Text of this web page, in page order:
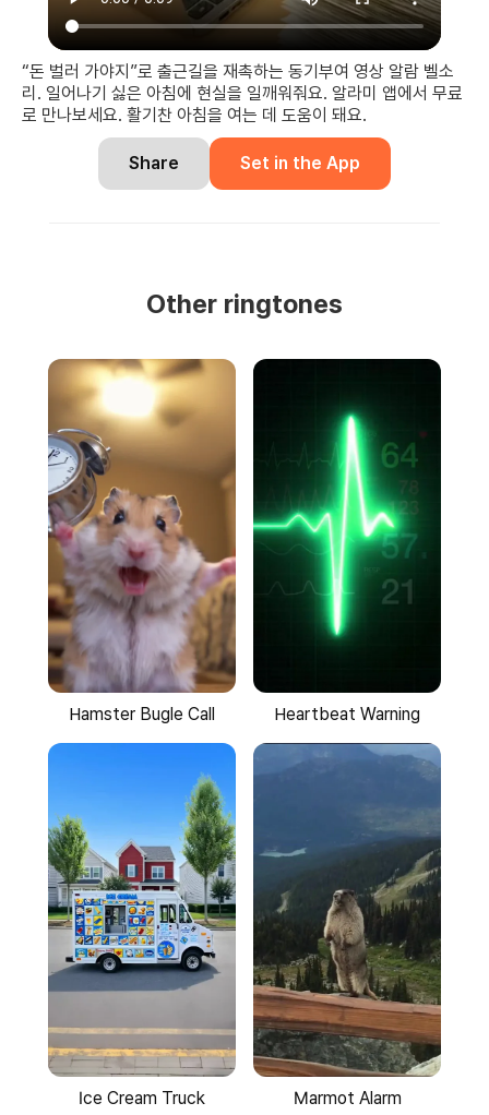
“돈 벌러 가야지”로 출근길을 재촉하는 동기부여 영상 알람 벨소
리. 일어나기 싫은 아침에 현실을 일깨워줘요. 알라미 앱에서 무료
로 만나보세요. 활기찬 아침을 여는 데 도움이 돼요.
Share Set in the App
Other ringtones
Hamster Bugle Call Heartbeat Warning
Ice Cream Truck Marmot Alarm